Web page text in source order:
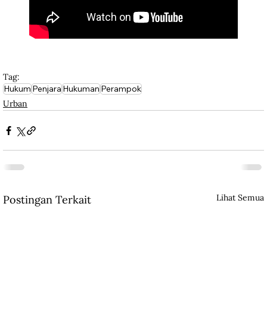
Tag:
HukumPenjaraHukumanPerampok
Urban
Postingan Terkait Lihat Semua